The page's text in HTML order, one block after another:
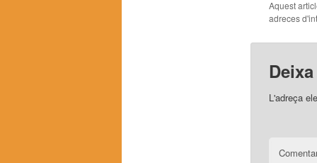
Aquest
adreces
L'adreça